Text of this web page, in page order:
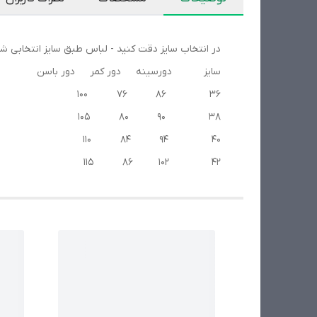
در انتخاب سایز دقت کنید - لباس طبق سایز انتخابی شما 6 تا 8 سانت ازادتر دوخته
سایز دورسینه دور کمر دور باسن
36 86 76 100
38 90 80 105
40 94 84 110
42 102 86 115